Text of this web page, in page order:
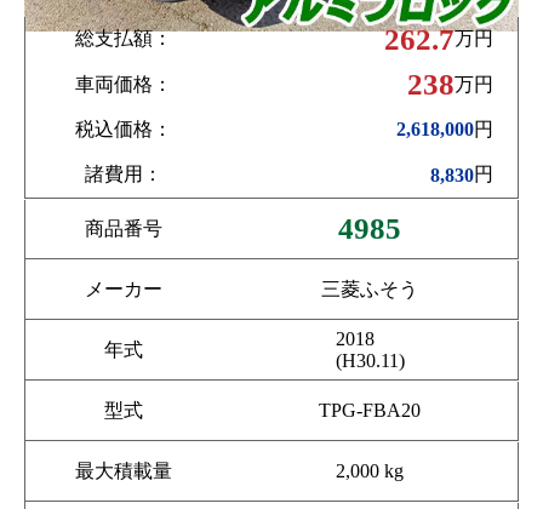
総支払額： 262.7万円
車両価格： 238万円
税込価格： 2,618,000円
諸費用： 8,830円
商品番号 4985
メーカー 三菱ふそう
年式
2018
(H30.11)
型式 TPG-FBA20
最大積載量 2,000 kg